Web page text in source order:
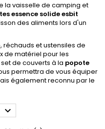
la vaisselle de camping et
essence solide esbit
des aliments lors d'un
et ustensiles de
de matériel pour les
de couverts à la popote
permettra de vous équiper
également reconnu par le
